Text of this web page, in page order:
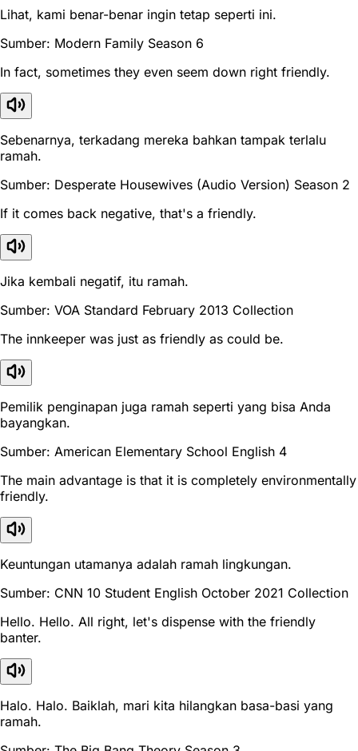
Lihat, kami benar-benar ingin tetap seperti ini.
Sumber: Modern Family Season 6
In fact, sometimes they even seem down right friendly.
Sebenarnya, terkadang mereka bahkan tampak terlalu
ramah.
Sumber: Desperate Housewives (Audio Version) Season 2
If it comes back negative, that's a friendly.
Jika kembali negatif, itu ramah.
Sumber: VOA Standard February 2013 Collection
The innkeeper was just as friendly as could be.
Pemilik penginapan juga ramah seperti yang bisa Anda
bayangkan.
Sumber: American Elementary School English 4
The main advantage is that it is completely environmentally
friendly.
Keuntungan utamanya adalah ramah lingkungan.
Sumber: CNN 10 Student English October 2021 Collection
Hello. Hello. All right, let's dispense with the friendly
banter.
Halo. Halo. Baiklah, mari kita hilangkan basa-basi yang
ramah.